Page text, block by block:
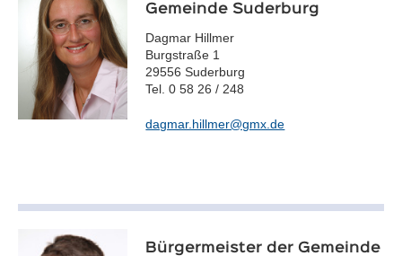
Gemeinde Suderburg
Dagmar Hillmer
Burgstraße 1
29556 Suderburg
Tel. 0 58 26 / 248
dagmar.hillmer@gmx.de
Bürgermeister der Gemeinde